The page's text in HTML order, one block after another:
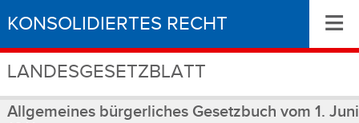
KONSOLIDIERTES RECHT
LANDESGESETZBLATT
≡
Allgemeines bürgerliches Gesetzbuch vom 1. Juni